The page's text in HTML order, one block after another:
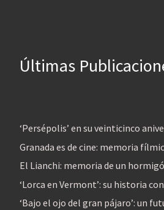
Últimas
‘Persépolis’ en su veinticinco
Granada es de cine: memoria
El Lianchi: memoria de un
‘Lorca en Vermont’: su historia
‘Bajo el ojo del gran pájaro’: un